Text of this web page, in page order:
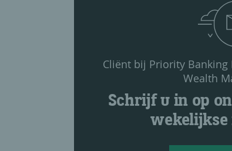
Cliënt bij Priority Banking
Wealth
Schrijf u in op